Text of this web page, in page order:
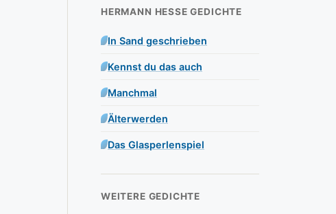
HERMANN HESSE GEDICHTE
In Sand geschrieben
Kennst du das auch
Manchmal
Älterwerden
Das Glasperlenspiel
WEITERE GEDICHTE